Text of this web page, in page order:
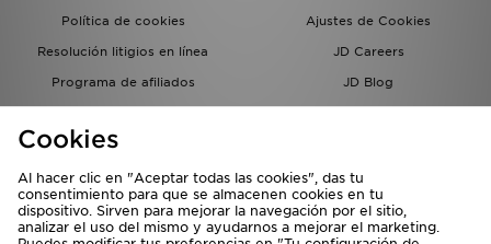
Política de cookies
Ajustes de Cookies
Resolución litigios en línea
JD Careers
Programa de afiliados
JD Blog
del grupo JD - Whistleblowing
Cookies
Al hacer clic en "Aceptar todas las cookies", das tu
consentimiento para que se almacenen cookies en tu
dispositivo. Sirven para mejorar la navegación por el sitio,
analizar el uso del mismo y ayudarnos a mejorar el marketing.